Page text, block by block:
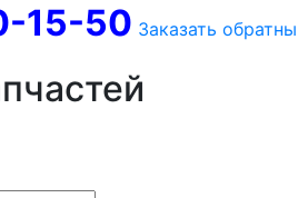
15-50 Заказать